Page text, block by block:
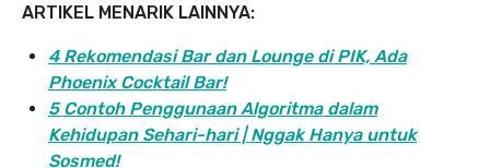
ARTIKEL MENARIK LAINNYA:
4 Rekomendasi Bar dan Lounge di PIK, Ada
Phoenix Cocktail Bar!
5 Contoh Penggunaan Algoritma dalam
Kehidupan Sehari-hari | Nggak Hanya untuk
Sosmed!